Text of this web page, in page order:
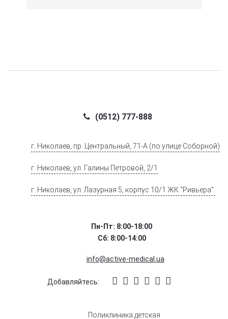
(0512) 777-888
г. Николаев, пр. Центральный, 71-А (по улице Соборной)
г. Николаев, ул. Галины Петровой, 2/1
г. Николаев, ул. Лазурная 5, корпус 10/1 ЖК "Ривьера".
Пн-Пт: 8:00-18:00
Сб: 8:00-14:00
info@active-medical.ua
Добавляйтесь:
Поликлиника детская